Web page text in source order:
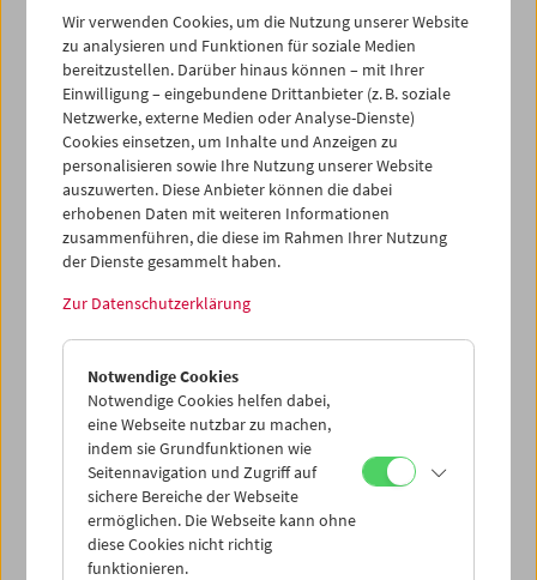
24
26 28
30
31
01 02 03 04 05
iCalender
Programmheft-PDF
English language or subtitles
< Vorherige Woche
Mo 24.10.
Di 25.10.
Mi 26.10.
Do 27.10.
Wir verwenden Cookies, um die Nutzung unserer Website
zu analysieren und Funktionen für soziale Medien
bereitzustellen. Darüber hinaus können – mit Ihrer
Einwilligung – eingebundene Drittanbieter (z. B. soziale
Netzwerke, externe Medien oder Analyse-Dienste)
Cookies einsetzen, um Inhalte und Anzeigen zu
personalisieren sowie Ihre Nutzung unserer Website
auszuwerten. Diese Anbieter können die dabei
erhobenen Daten mit weiteren Informationen
zusammenführen, die diese im Rahmen Ihrer Nutzung
der Dienste gesammelt haben.
Zur Datenschutzerklärung
Notwendige Cookies
Notwendige Cookies helfen dabei,
eine Webseite nutzbar zu machen,
indem sie Grundfunktionen wie
Seitennavigation und Zugriff auf
sichere Bereiche der Webseite
ermöglichen. Die Webseite kann ohne
diese Cookies nicht richtig
funktionieren.